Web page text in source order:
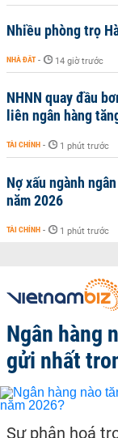
Nhiều phòng trọ
NHÀ ĐẤT - 14 giờ trước
NHNN quay đầu
liên ngân hàng
TÀI CHÍNH - 1 phút trước
Nợ xấu ngành
năm 2026
TÀI CHÍNH - 1 phút trước
Ngân hàng
gửi nhất
Sự phân hoá